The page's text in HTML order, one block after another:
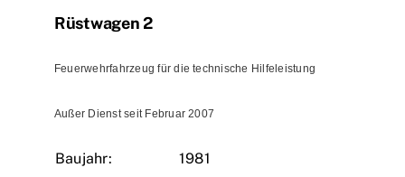
Einsätze
Rüstwagen 2
Feuerwehrfahrzeug für die technische Hilfeleistung
Außer Dienst seit Februar 2007
Baujahr:
1981